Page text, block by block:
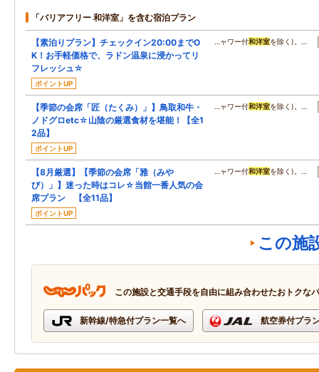
「バリアフリー 和洋室」を含む宿泊プラン
【素泊りプラン】チェックイン20:00までO
K！お手軽価格で、ラドン温泉に浸かってリ
フレッシュ☆
ポイントUP
…ャワー付和洋室を除く)。…
【季節の会席「匠（たくみ）」】鳥取和牛・
ノドグロetc☆山陰の厳選食材を堪能！【全1
2品】
ポイントUP
…ャワー付和洋室を除く)。…
【8月厳選】【季節の会席「雅（みや
び）」】迷った時はコレ☆当館一番人気の会
席プラン 【全11品】
ポイントUP
…ャワー付和洋室を除く)。…
この施
この施設と交通手段を自由に組み合わせたおトクな
新幹線/特急付プラン一覧へ 航空券付プラ